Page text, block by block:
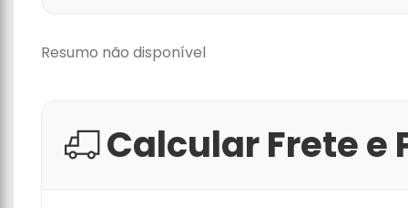
Resumo não disponível
Calcular Frete e